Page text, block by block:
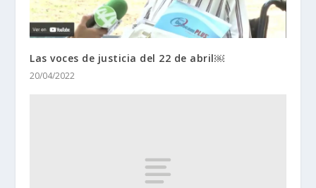
Las voces de justicia del 22 de abril￼
20/04/2022